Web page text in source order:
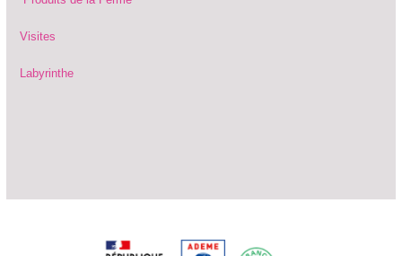
Visites
Labyrinthe